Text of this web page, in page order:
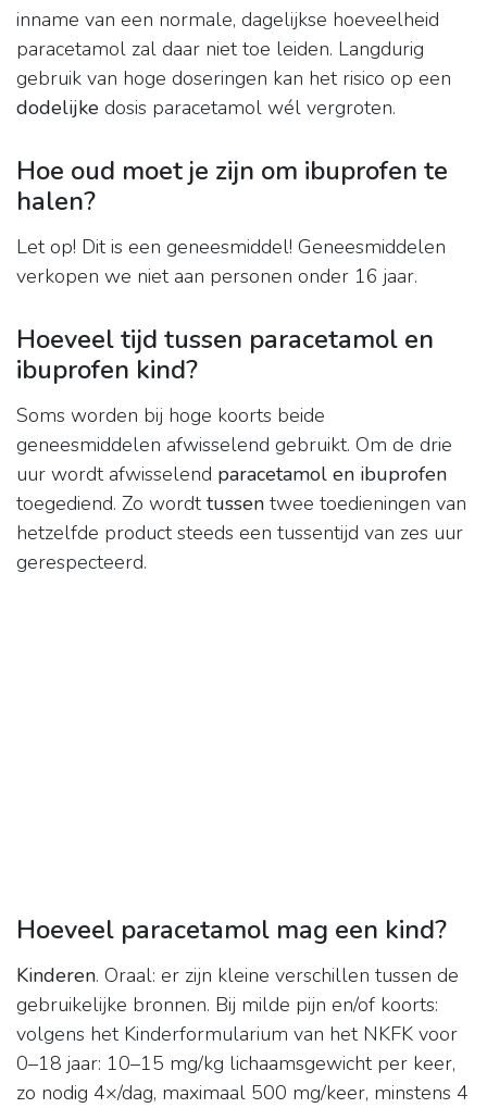
inname van een normale, dagelijkse hoeveelheid
paracetamol zal daar niet toe leiden. Langdurig
gebruik van hoge doseringen kan het risico op een
dodelijke dosis paracetamol wél vergroten.
Hoe oud moet je zijn om ibuprofen te
halen?
Let op! Dit is een geneesmiddel! Geneesmiddelen
verkopen we niet aan personen onder 16 jaar.
Hoeveel tijd tussen paracetamol en
ibuprofen kind?
Soms worden bij hoge koorts beide
geneesmiddelen afwisselend gebruikt. Om de drie
uur wordt afwisselend paracetamol en ibuprofen
toegediend. Zo wordttussen twee toedieningen van
hetzelfde product steeds een tussentijd van zes uur
gerespecteerd.
Hoeveel paracetamol mag een kind?
Kinderen. Oraal: er zijn kleine verschillen tussen de
gebruikelijke bronnen. Bij milde pijn en/of koorts:
volgens het Kinderformularium van het NKFK voor
0–18 jaar: 10–15 mg/kg lichaamsgewicht per keer,
zo nodig 4×/dag, maximaal 500 mg/keer, minstens 4